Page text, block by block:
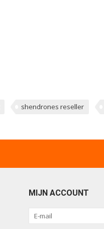
shendrones reseller
MIJN ACCOUNT